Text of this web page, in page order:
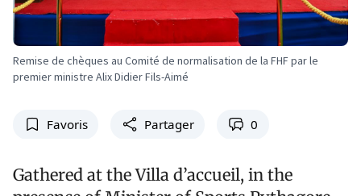
Remise de chèques au Comité de normalisation de la FHF par le
premier ministre Alix Didier Fils-Aimé
Favoris Partager 0
Gathered at the Villa d’accueil, in the